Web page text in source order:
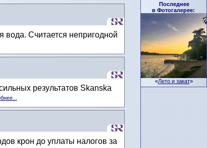
Последнее
в Фотогалерее:
«Лето и закат»
вода. Считается непригодной
результатов Skanska
крон до уплаты налогов за